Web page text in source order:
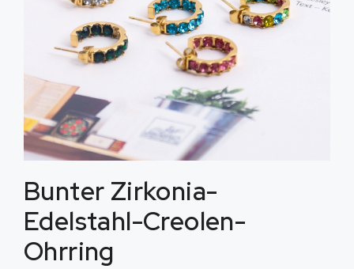
Bunter Zirkonia-
Edelstahl-Creolen-
Ohrring